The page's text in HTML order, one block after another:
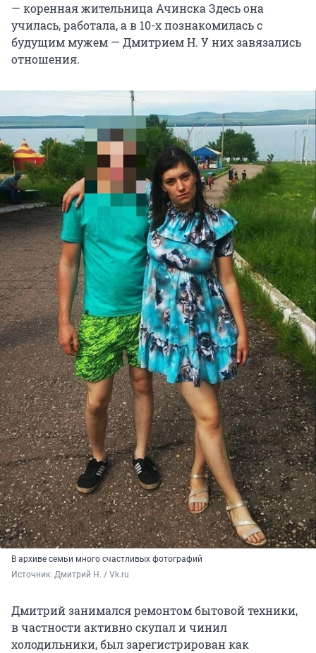
— коренная жительница Ачинска Здесь она
училась, работала, а в 10-х познакомилась с
будущим мужем — Дмитрием Н. У них завязались
отношения.
В архиве семьи много счастливых фотографий
Источник: Дмитрий Н. / Vk.ru
Дмитрий занимался ремонтом бытовой техники,
в частности активно скупал и чинил
холодильники, был зарегистрирован как